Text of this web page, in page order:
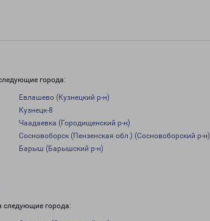
города:
Евлашево (Кузнецкий р-н)
Кузнецк-8
Чаадаевка (Городищенский р-н)
Сосновоборск (Пензенская обл.) (Сосновоборский р-н)
Барыш (Барышский р-н)
следующие города: